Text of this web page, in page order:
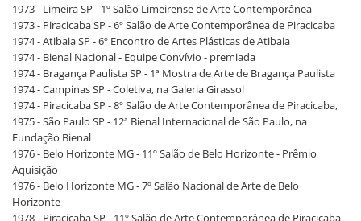
1973 - Limeira SP - 1º Salão Limeirense de Arte Contemporânea
1973 - Piracicaba SP - 6º Salão de Arte Contemporânea de Piracicaba
1974 - Atibaia SP - 6º Encontro de Artes Plásticas de Atibaia
1974 - Bienal Nacional - Equipe Convívio - premiada
1974 - Bragança Paulista SP - 1ª Mostra de Arte de Bragança Paulista
1974 - Campinas SP - Coletiva, na Galeria Girassol
1974 - Piracicaba SP - 8º Salão de Arte Contemporânea de Piracicaba,
1975 - São Paulo SP - 12ª Bienal Internacional de São Paulo, na
Fundação Bienal
1976 - Belo Horizonte MG - 11º Salão de Belo Horizonte - Prêmio
Aquisição
1976 - Belo Horizonte MG - 7º Salão Nacional de Arte de Belo
Horizonte
1978 - Piracicaba SP - 11º Salão de Arte Contemporânea de Piracicaba -